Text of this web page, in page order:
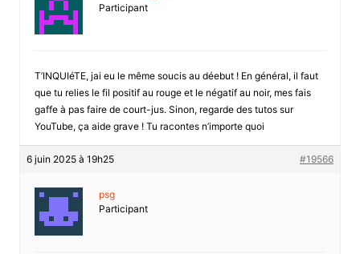
Participant
T’INQUIéTE, jai eu le même soucis au déebut ! En général, il faut
que tu relies le fil positif au rouge et le négatif au noir, mes fais
gaffe à pas faire de court-jus. Sinon, regarde des tutos sur
YouTube, ça aide grave ! Tu racontes n’importe quoi
6 juin 2025 à 19h25 #19566
psg
Participant